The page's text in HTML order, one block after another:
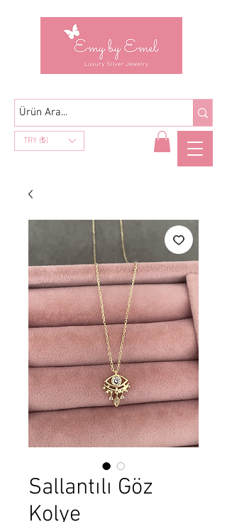
TRY (₺)
Sallantılı Göz
Kolye